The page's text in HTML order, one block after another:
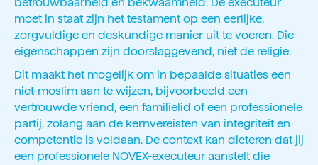
moet in staat zijn het testament op een eerlijke,
zorgvuldige en deskundige manier uit te voeren. Die
eigenschappen zijn doorslaggevend, niet de religie.
Dit maakt het mogelijk om in bepaalde situaties een
niet-moslim aan te wijzen, bijvoorbeeld een
vertrouwde vriend, een familielid of een professionele
partij, zolang aan de kernvereisten van integriteit en
competentie is voldaan. De context kan dicteren dat jij
een professionele NOVEX-executeur aanstelt die